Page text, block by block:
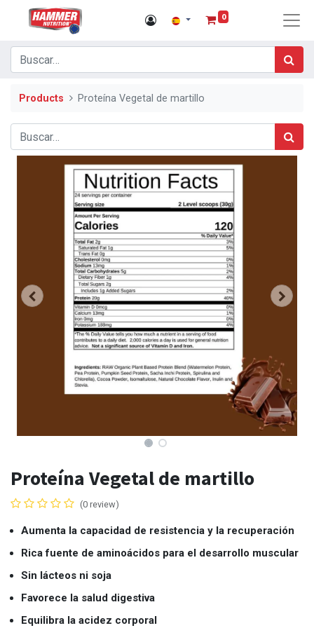
0
Products Proteína Vegetal de martillo
Proteína Vegetal de martillo
(0 review)
Aumenta la capacidad de resistencia y la recuperación
Rica fuente de aminoácidos para el desarrollo muscular
Sin lácteos ni soja
Favorece la salud digestiva
Equilibra la acidez corporal